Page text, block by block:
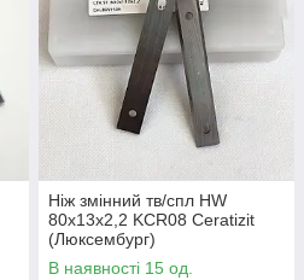
Ніж змінний тв/спл HW
80х13х2,2 KCR08 Ceratizit
(Люксембург)
В наявності 15 од.